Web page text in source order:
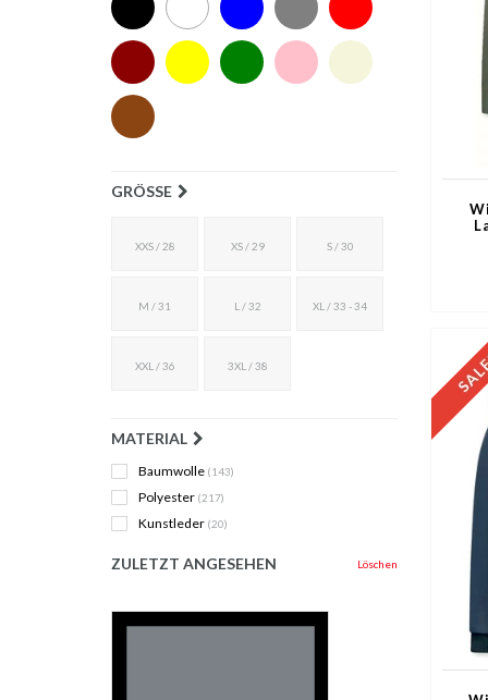
GRÖSSE
XXS / 28 XS / 29 S / 30
M / 31 L / 32 XL / 33 - 34
XXL / 36 3XL / 38
MATERIAL
Baumwolle (143)
Polyester (217)
Kunstleder (20)
ZULETZT ANGESEHEN Löschen